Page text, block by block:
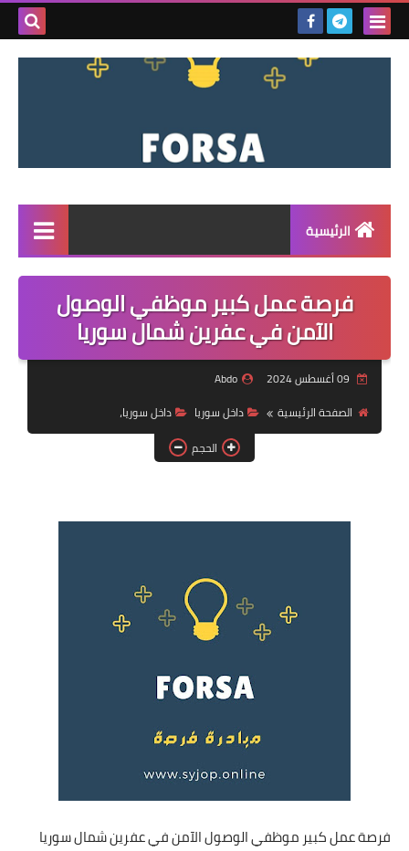
بحث
الرئيسية
القائمة
مناقصات
فرص عمل داخل سوريا
فرص عمل في العراق
فرص عمل في اليمن
فرصة عمل كبير موظفي الوصول
الآمن في عفرين شمال سوريا
Abdo
الصفحة الرئيسية
داخل سوريا
داخل سوريا،
الحجم
فرصة عمل كبير موظفي الوصول الآمن في عفرين شمال سوريا